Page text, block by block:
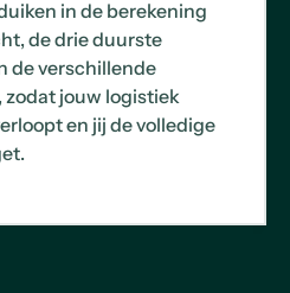
in de berekening
de drie duurste
de verschillende
jouw logistiek
en jij de volledige